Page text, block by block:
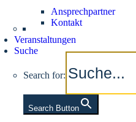
Ansprechpartner
Kontakt
Veranstaltungen
Suche
Search for:
Search Button